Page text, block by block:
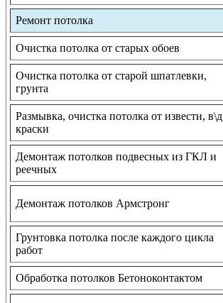
Ремонт потолка
Очистка потолка от старых обоев
Очистка потолка от старой шпатлевки,
грунта
Размывка, очистка потолка от извести, в\д
краски
Демонтаж потолков подвесных из ГКЛ и
реечных
Демонтаж потолков Армстронг
Грунтовка потолка после каждого цикла
работ
Обработка потолков Бетоноконтактом